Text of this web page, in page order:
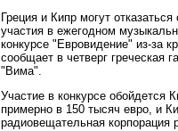
Греция и Кипр могут отказаться
участия в ежегодном
конкурсе "Евровидение" из-за
сообщает в четверг греческая
"Вима".
Участие в конкурсе обойдется
примерно в 150 тысяч евро, и
радиовещательная корпорация